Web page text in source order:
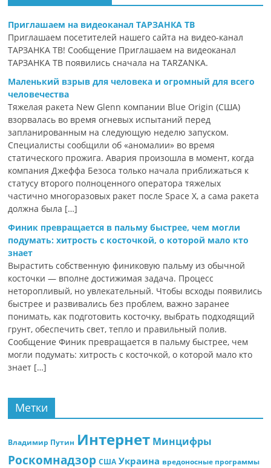
Приглашаем на видеоканал ТАРЗАНКА ТВ
Приглашаем посетителей нашего сайта на видео-канал
ТАРЗАНКА ТВ! Сообщение Приглашаем на видеоканал
ТАРЗАНКА ТВ появились сначала на TARZANKA.
Маленький взрыв для человека и огромный для всего
человечества
Тяжелая ракета New Glenn компании Blue Origin (США)
взорвалась во время огневых испытаний перед
запланированным на следующую неделю запуском.
Специалисты сообщили об «аномалии» во время
статического прожига. Авария произошла в момент, когда
компания Джеффа Безоса только начала приближаться к
статусу второго полноценного оператора тяжелых
частично многоразовых ракет после Space X, а сама ракета
должна была […]
Финик превращается в пальму быстрее, чем могли
подумать: хитрость с косточкой, о которой мало кто
знает
Вырастить собственную финиковую пальму из обычной
косточки — вполне достижимая задача. Процесс
неторопливый, но увлекательный. Чтобы всходы появились
быстрее и развивались без проблем, важно заранее
понимать, как подготовить косточку, выбрать подходящий
грунт, обеспечить свет, тепло и правильный полив.
Сообщение Финик превращается в пальму быстрее, чем
могли подумать: хитрость с косточкой, о которой мало кто
знает […]
Метки
Владимир Путин Интернет Минцифры
Роскомнадзор США Украина вредоносные программы